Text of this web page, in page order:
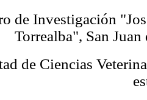
de Investigación
Torrealba", San
de Ciencias